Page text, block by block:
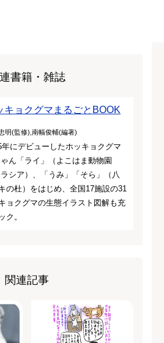
書籍・雑誌
キョクグマまるごとBOOK
明(監修),南幅俊輔(編著)
年にデビューしたホッキョクグマ
ん「ライ」（よこはま動物園
シア）、「うみ」「そら」（八
の杜）をはじめ、全国17施設の31
ョクグマの生態イラスト図解も充
ク。
関連記事